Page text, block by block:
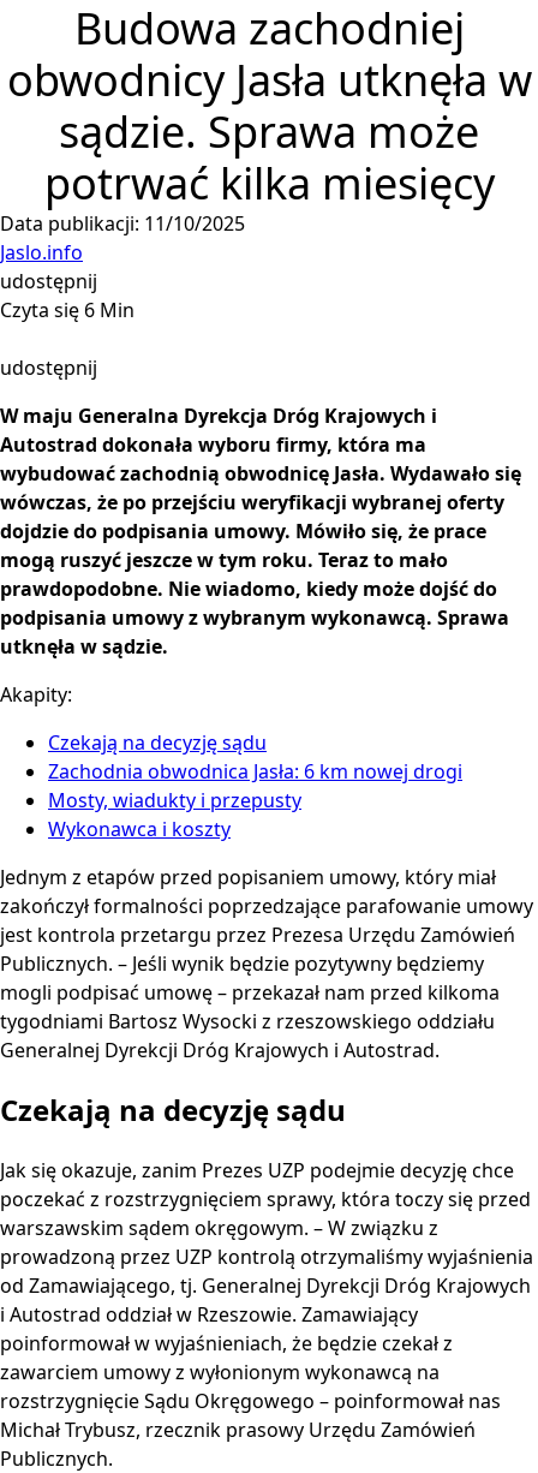
Budowa zachodniej
obwodnicy Jasła utknęła w
sądzie. Sprawa może
potrwać kilka miesięcy
Data publikacji: 11/10/2025
Jaslo.info
udostępnij
Czyta się 6 Min
udostępnij
W maju Generalna Dyrekcja Dróg Krajowych i
Autostrad dokonała wyboru firmy, która ma
wybudować zachodnią obwodnicę Jasła. Wydawało się
wówczas, że po przejściu weryfikacji wybranej oferty
dojdzie do podpisania umowy. Mówiło się, że prace
mogą ruszyć jeszcze w tym roku. Teraz to mało
prawdopodobne. Nie wiadomo, kiedy może dojść do
podpisania umowy z wybranym wykonawcą. Sprawa
utknęła w sądzie.
Akapity:
Czekają na decyzję sądu
Zachodnia obwodnica Jasła: 6 km nowej drogi
Mosty, wiadukty i przepusty
Wykonawca i koszty
Jednym z etapów przed popisaniem umowy, który miał
zakończył formalności poprzedzające parafowanie umowy
jest kontrola przetargu przez Prezesa Urzędu Zamówień
Publicznych. – Jeśli wynik będzie pozytywny będziemy
mogli podpisać umowę – przekazał nam przed kilkoma
tygodniami Bartosz Wysocki z rzeszowskiego oddziału
Generalnej Dyrekcji Dróg Krajowych i Autostrad.
Czekają na decyzję sądu
Jak się okazuje, zanim Prezes UZP podejmie decyzję chce
poczekać z rozstrzygnięciem sprawy, która toczy się przed
warszawskim sądem okręgowym. – W związku z
prowadzoną przez UZP kontrolą otrzymaliśmy wyjaśnienia
od Zamawiającego, tj. Generalnej Dyrekcji Dróg Krajowych
i Autostrad oddział w Rzeszowie. Zamawiający
poinformował w wyjaśnieniach, że będzie czekał z
zawarciem umowy z wyłonionym wykonawcą na
rozstrzygnięcie Sądu Okręgowego – poinformował nas
Michał Trybusz, rzecznik prasowy Urzędu Zamówień
Publicznych.